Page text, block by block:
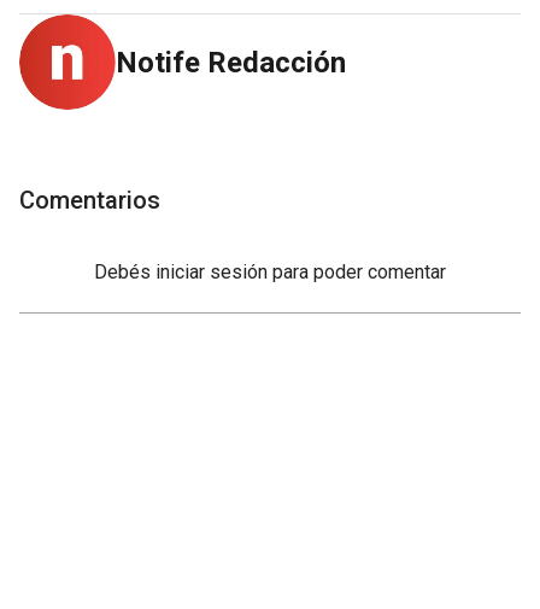
Notife Redacción
Comentarios
Debés iniciar sesión para poder comentar